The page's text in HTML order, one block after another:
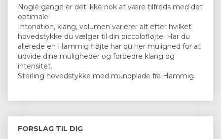
Nogle gange er det ikke nok at være tilfreds med det
optimale!
Intonation, klang, volumen varierer alt efter hvilket
hovedstykke du vælger til din piccolofløjte. Har du
allerede en Hammig fløjte har du her mulighed for at
udvide dine muligheder og forbedre klang og
intensitet.
Sterling hovedstykke med mundplade fra Hammig.
FORSLAG TIL DIG